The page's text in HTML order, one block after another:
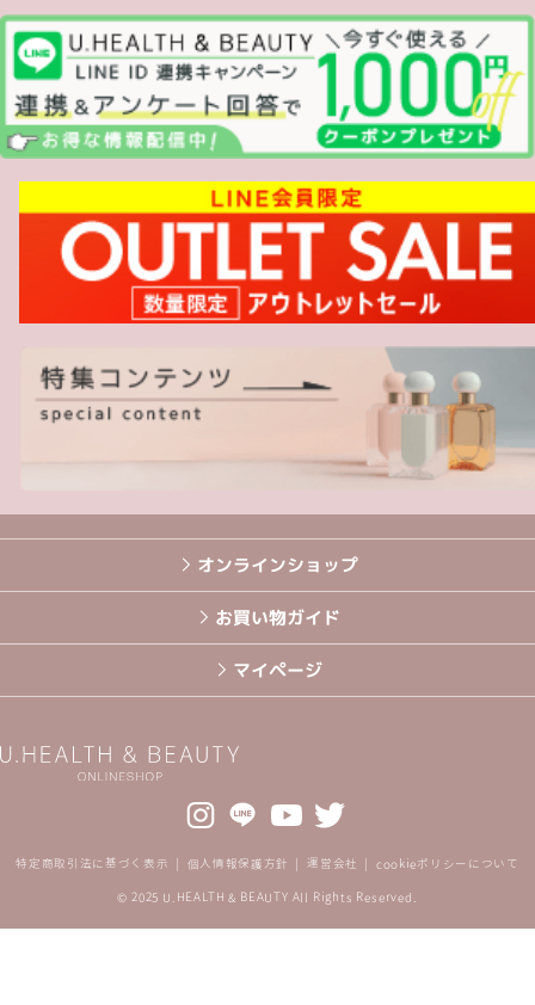
オンラインショップ
お買い物ガイド
マイページ
© 2025 U.HEALTH & BEAUTY All Rights Reserved.
特定商取引法に基づく表示 個人情報保護方針 運営会社 cookieポリシーについて